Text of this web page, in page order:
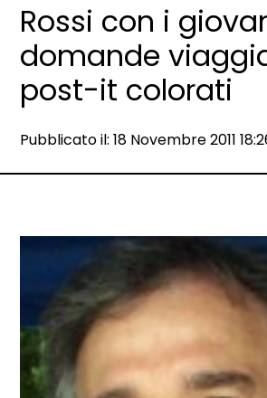
Rossi con i
domande
post-it colorati
Data e ora:
Pubblicato il: 18 Novembre 2011
Dettagli articolo